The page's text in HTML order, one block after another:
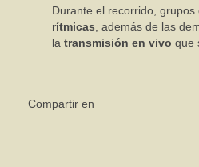
Durante el recorrido,
rítmicas , además de las
la transmisión en vivo que
Compartir en